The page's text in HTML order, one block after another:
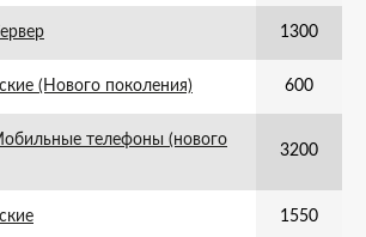
1300
(Нового поколения) 600
телефоны (нового
3200
1550